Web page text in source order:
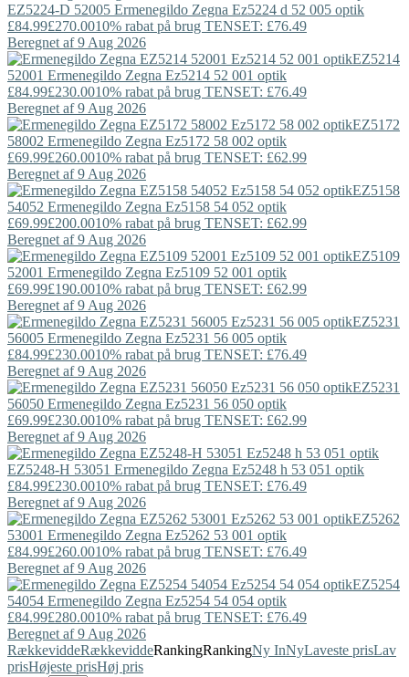
EZ5224-D 52005 Ermenegildo Zegna Ez5224 d 52 005 optik
£84.99£270.0010% rabat på brug TENSET: £76.49
Beregnet af 9 Aug 2026
EZ5214
52001 Ermenegildo Zegna Ez5214 52 001 optik
£84.99£230.0010% rabat på brug TENSET: £76.49
Beregnet af 9 Aug 2026
EZ5172
58002 Ermenegildo Zegna Ez5172 58 002 optik
£69.99£260.0010% rabat på brug TENSET: £62.99
Beregnet af 9 Aug 2026
EZ5158
54052 Ermenegildo Zegna Ez5158 54 052 optik
£69.99£200.0010% rabat på brug TENSET: £62.99
Beregnet af 9 Aug 2026
EZ5109
52001 Ermenegildo Zegna Ez5109 52 001 optik
£69.99£190.0010% rabat på brug TENSET: £62.99
Beregnet af 9 Aug 2026
EZ5231
56005 Ermenegildo Zegna Ez5231 56 005 optik
£84.99£230.0010% rabat på brug TENSET: £76.49
Beregnet af 9 Aug 2026
EZ5231
56050 Ermenegildo Zegna Ez5231 56 050 optik
£69.99£230.0010% rabat på brug TENSET: £62.99
Beregnet af 9 Aug 2026
EZ5248-H 53051 Ermenegildo Zegna Ez5248 h 53 051 optik
£84.99£230.0010% rabat på brug TENSET: £76.49
Beregnet af 9 Aug 2026
EZ5262
53001 Ermenegildo Zegna Ez5262 53 001 optik
£84.99£260.0010% rabat på brug TENSET: £76.49
Beregnet af 9 Aug 2026
EZ5254
54054 Ermenegildo Zegna Ez5254 54 054 optik
£84.99£280.0010% rabat på brug TENSET: £76.49
Beregnet af 9 Aug 2026
RækkeviddeRækkeviddeRankingRankingNy InNyLaveste prisLav
prisHøjeste prisHøj pris